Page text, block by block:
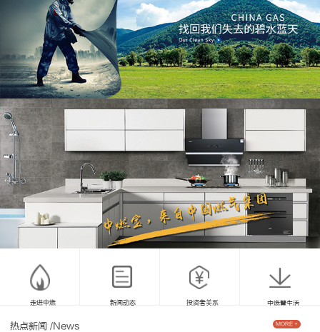
走进中燃 新闻动态 投资者关系 中燃慧生活
热点新闻 /News MORE +